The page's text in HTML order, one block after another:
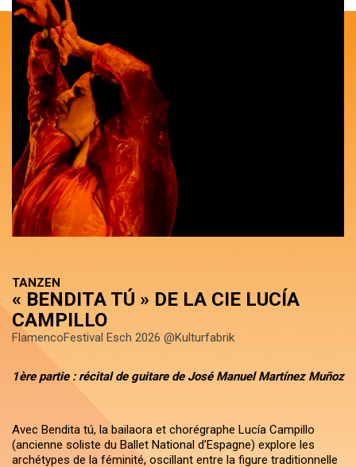
TANZEN
« BENDITA TÚ » DE LA CIE LUCÍA
CAMPILLO
FlamencoFestival Esch 2026 @Kulturfabrik
1ère partie : récital de guitare de José Manuel Martínez Muñoz
Avec Bendita tú, la bailaora et chorégraphe Lucía Campillo
(ancienne soliste du Ballet National d’Espagne) explore les
archétypes de la féminité, oscillant entre la figure traditionnelle